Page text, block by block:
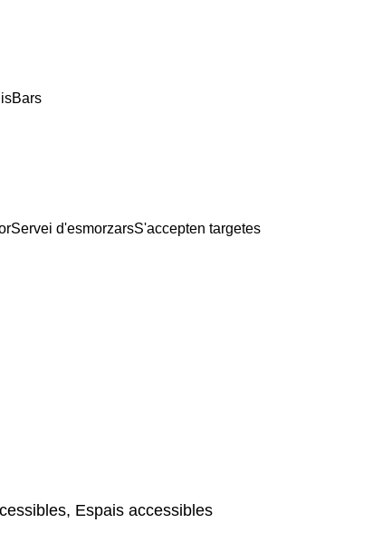
Bars
Servei d'esmorzarsS'accepten targetes
Espais accessibles